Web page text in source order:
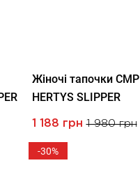
Жіночі тапочки CMP
HERTYS SLIPPER
1 188 грн 1 980 грн
-30%